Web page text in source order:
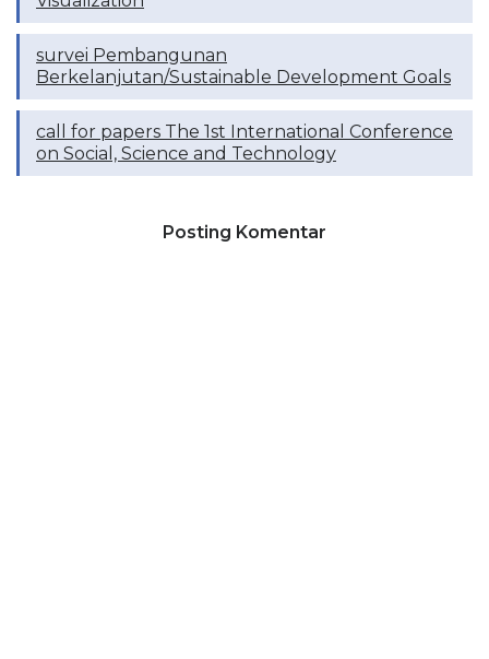
survei Pembangunan
Berkelanjutan/Sustainable Development Goals
call for papers The 1st International Conference
on Social, Science and Technology
Posting Komentar